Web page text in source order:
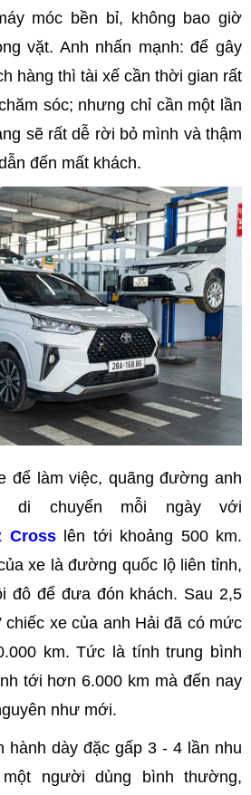
móc bền bỉ, không bao giờ
vặt. Anh nhấn mạnh: để gây
hàng thì tài xế cần thời gian rất
sóc; nhưng chỉ cần một lần
sẽ rất dễ rời bỏ mình và thậm
đến mất khách.
để làm việc, quãng đường anh
di chuyển mỗi ngày với
Crosslên tới khoảng 500 km.
xe là đường quốc lộ liên tỉnh,
đô để đưa đón khách. Sau 2,5
chiếc xe của anh Hải đã có mức
km. Tức là tính trung bình
tới hơn 6.000 km mà đến nay
như mới.
hành dày đặc gấp 3 - 4 lần nhu
người dùng bình thường,